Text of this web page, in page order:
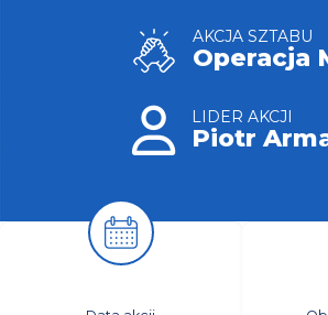
AKCJA SZTABU
Operacja
LIDER AKCJI
Piotr
Wawer